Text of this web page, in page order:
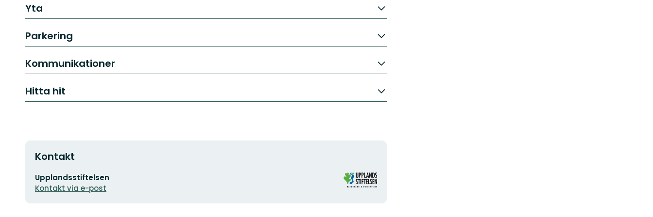
Yta
Parkering
Kommunikationer
Hitta hit
Kontakt
E-
postadress
Upplandsstiftelsen
Kontakt via e-post
Organisationens
logotyp